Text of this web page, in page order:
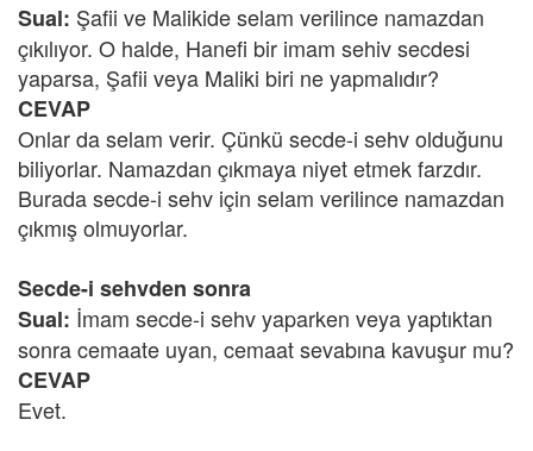
Sual: Şafii ve Malikide selam verilince namazdan
çıkılıyor. O halde, Hanefi bir imam sehiv secdesi
yaparsa, Şafii veya Maliki biri ne yapmalıdır?
CEVAP
Onlar da selam verir. Çünkü secde-i sehv olduğunu
biliyorlar. Namazdan çıkmaya niyet etmek farzdır.
Burada secde-i sehv için selam verilince namazdan
çıkmış olmuyorlar.
Secde-i sehvden sonra
Sual: İmam secde-i sehv yaparken veya yaptıktan
sonra cemaate uyan, cemaat sevabına kavuşur mu?
CEVAP
Evet.